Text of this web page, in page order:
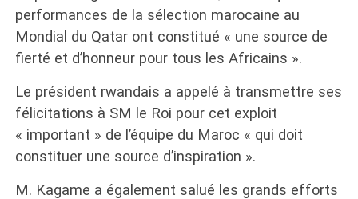
performances de la sélection marocaine au
Mondial du Qatar ont constitué « une source de
fierté et d’honneur pour tous les Africains ».
Le président rwandais a appelé à transmettre ses
félicitations à SM le Roi pour cet exploit
« important » de l’équipe du Maroc « qui doit
constituer une source d’inspiration ».
M. Kagame a également salué les grands efforts